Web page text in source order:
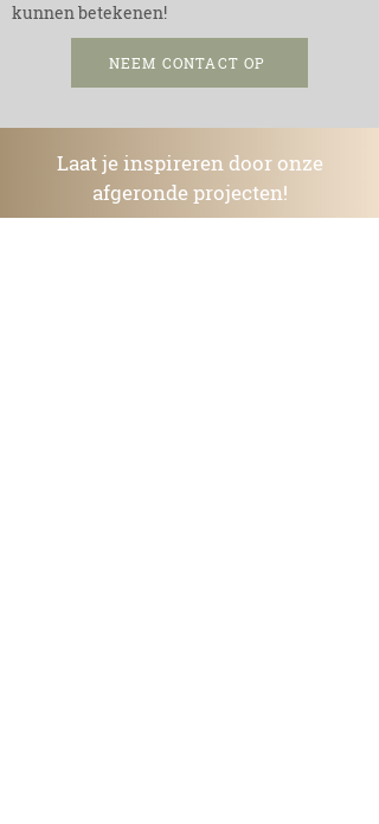
kunnen betekenen!
NEEM CONTACT OP
Laat je inspireren door onze
afgeronde projecten!